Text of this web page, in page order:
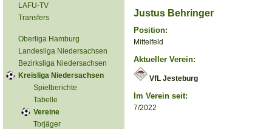
LAFU-TV
Transfers
Oberliga Hamburg
Landesliga Niedersachsen
Bezirksliga Niedersachsen
Kreisliga Niedersachsen
Spielberichte
Tabelle
Vereine
Torjäger
Justus Behringer
Position:
Mittelfeld
Aktueller Verein:
VfL Jesteburg
Im Verein seit:
7/2022